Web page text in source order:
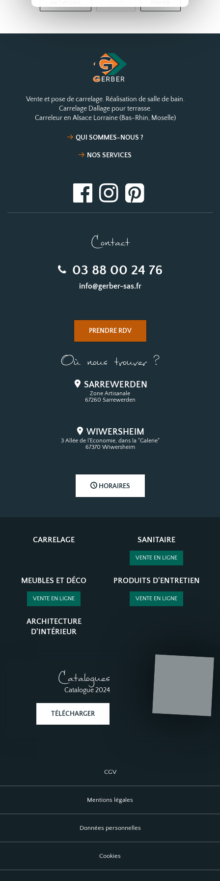
Vente et pose de carrelage. Réalisation de salle de bain.
Carrelage Dallage pour terrasse.
Carreleur en Alsace Lorraine (Bas-Rhin, Moselle)
QUI SOMMES-NOUS ?
NOS SERVICES
Contact
03 88 00 24 76
info@gerber-sas.fr
PRENDRE RDV
Où nous trouver ?
SARREWERDEN
Zone Artisanale
67260 Sarrewerden
WIWERSHEIM
3 Allée de l'Economie, dans la "Galerie"
67370 Wiwersheim
HORAIRES
CARRELAGE SANITAIRE
VENTE EN LIGNE
MEUBLES ET DÉCO
VENTE EN LIGNE
PRODUITS D'ENTRETIEN
VENTE EN LIGNE
ARCHITECTURE
D'INTÉRIEUR
Catalogues
Catalogue 2024
TÉLÉCHARGER
CGV
Mentions légales
Données personnelles
Cookies